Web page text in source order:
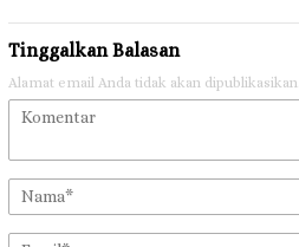
Tinggalkan Balasan
Alamat email Anda tidak akan dipublikasikan.